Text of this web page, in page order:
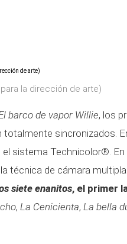
la dirección de arte)
barco de vapor Willie, los
totalmente sincronizados.
el sistema Technicolor®.
técnica de cámara
siete enanitos, el primer
, La Cenicienta, La bella